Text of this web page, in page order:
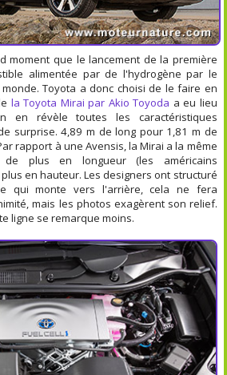
moment que le lancement de la première
alimentée par de l'hydrogène par le
Toyota a donc choisi de le faire en
la Toyota Mirai par Akio Toyoda a eu lieu
en révèle toutes les caractéristiques
surprise. 4,89 m de long pour 1,81 m de
rapport à une Avensis, la Mirai a la même
plus en longueur (les américains
en hauteur. Les designers ont structuré
qui monte vers l'arrière, cela ne fera
mais les photos exagèrent son relief.
ligne se remarque moins.